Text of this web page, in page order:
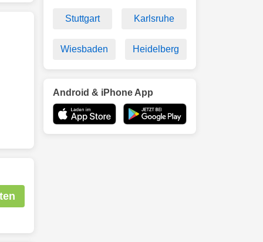
Stuttgart Karlsruhe
Wiesbaden Heidelberg
Android & iPhone App